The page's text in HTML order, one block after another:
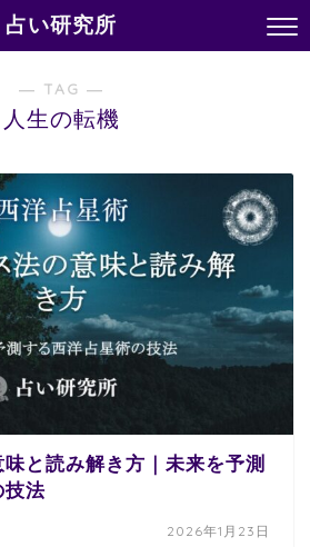
占い研究所
― TAG ―
人生の転機
と読み解き方｜未来を予測
技法
2026年1月23日